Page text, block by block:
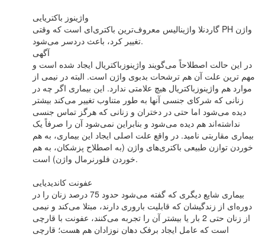
واژینوز باکتریایی
گاردنلا واژینالیس معروف‌ترین باکتری‌ای است که وقتی PH واژن
تغییر کرد، باعث دردسر می‌شود.
آگهی
در این حالت اصطلاحاً می‌گویند واژینوزباکتریال ایجاد شده است و
مهم ترین علت آن هم ترشحات بدبوی واژن است. البته در نیمی از
موارد هم واژینوزباکتریال هیچ علامتی ندارد. این بیماری اگر چه در
زنانی که شرکای جنسی آنها به طور متناوب تغییر می‌کند بیشتر
دیده می‌شود اما حتی در دختران و زنانی که هرگز تماس جنسی
نداشته‌اند هم دیده می‌شود و بنابراین نمی‌شود آن را صرفاً یک
بیماری مقاربتی نامید. در واقع علت اصلی ایجاد این بیماری، به هم
خوردن توازن طبیعی باکتری‌های واژن (به اصطلاح پزشکان، به هم
خوردن فلورنرمال واژن) است.
عفونت کاندیدیایی
بیماری شایع دیگری که گفته می‌شود حدود 75 درصد زنان را در
دوره‌ای از زندگیشان که قابلیت باروری دارند، مبتلا می‌کند و نیمی
از زنان حتی 2 بار یا بیشتر آن را تجربه می‌کنند، عفونت با قارچی
است که عامل ایجاد برفک دهان نوزادان هم هست؛ قارچی